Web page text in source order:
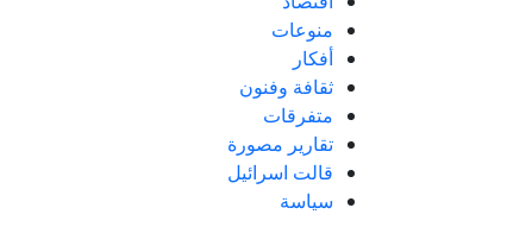
منوعات
أفكار
ثقافة وفنون
متفرقات
تقارير مصورة
قالت اسرائيل
سياسة